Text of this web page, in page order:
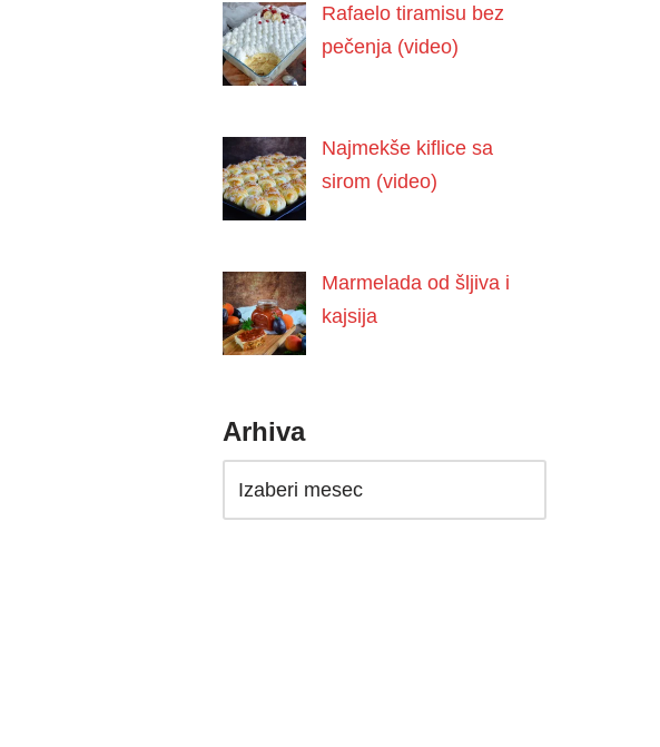
Rafaelo tiramisu bez
pečenja (video)
Najmekše kiflice sa
sirom (video)
Marmelada od šljiva i
kajsija
Arhiva